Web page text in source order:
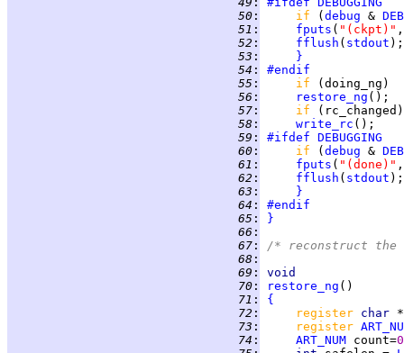
  50
: if ( debug &
  51
: fputs ( "(ckpt)" ,
  52
: fflush ( stdout
  53
:
}
  54
:
#endif
  55
: if
  56
: restore_ng
  57
:
if
  58
: write_rc
  59
: #ifdef DEBUGGING
  60
: if ( debug &
  61
: fputs ( "(done)" ,
  62
: fflush ( stdout
  63
:
}
  64
:
#endif
  65
:
}
  66
:
  67
:
/* reconstruct the
  68
:
  69
:
void
  70
: restore_ng
  71
:
{
  72
: register char
  73
: register
  74
: ART_NUM count=0